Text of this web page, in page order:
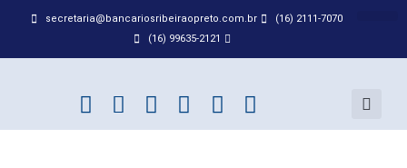
secretaria@bancariosribeiraopreto.com.br
(16) 2111-7070
(16) 99635-2121